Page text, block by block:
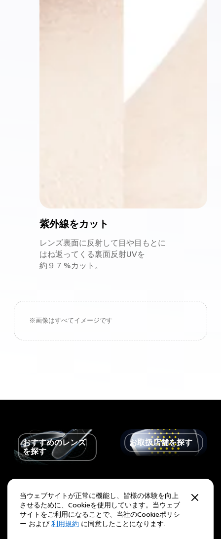
紫外線をカット
レンズ裏面に反射して 目や目もとに
はね返ってくる裏面反射UVを
約９７%カット。
※画像はすべてイメージです
当ウェブサイトが正常に機能し、皆様の体験を向上
させるために、Cookieを使用しています。当ウェブ
サイトをご利用になることで、当社のCookieポリシ
ー および 利用規約 に同意したことになります.
おすすめのレンズ
を探す
お取扱店舗を探す
「フォロー」する InstagramFacebookX /
Twitter
Youtube
日本 地域を変更